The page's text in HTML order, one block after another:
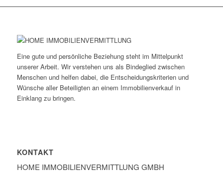
Eine gute und persönliche Beziehung steht im Mittelpunkt
unserer Arbeit. Wir verstehen uns als Bindeglied zwischen
Menschen und helfen dabei, die Entscheidungskriterien und
Wünsche aller Beteiligten an einem Immobilienverkauf in
Einklang zu bringen.
KONTAKT
HOME IMMOBILIEN­VERMITTLUNG GMBH